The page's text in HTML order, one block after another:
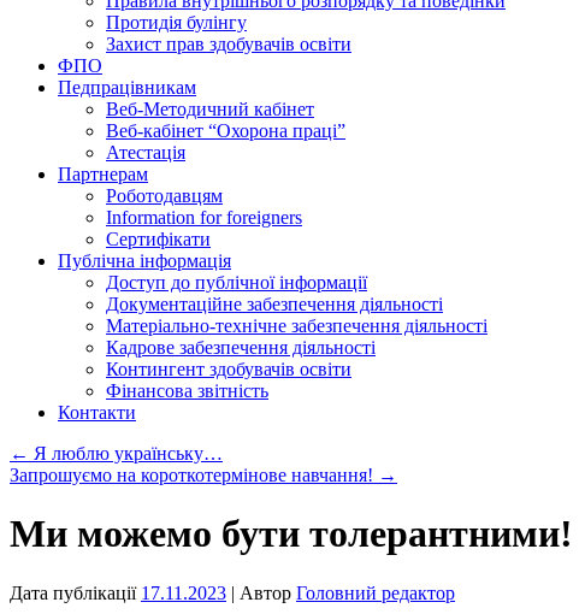
Протидія булінгу
Захист прав здобувачів освіти
ФПО
Педпрацівникам
Веб-Методичний кабінет
Веб-кабінет “Охорона праці”
Атестація
Партнерам
Роботодавцям
Information for foreigners
Сертифікати
Публічна інформація
Доступ до публічної інформації
Документаційне забезпечення діяльності
Матеріально-технічне забезпечення діяльності
Кадрове забезпечення діяльності
Контингент здобувачів освіти
Фінансова звітність
Контакти
← Я люблю українську…
Запрошуємо на короткотермінове навчання! →
Ми можемо бути толерантними!
Дата публікації 17.11.2023 | Автор Головний редактор